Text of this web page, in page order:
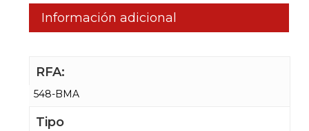
Información adicional
RFA:
548-BMA
Tipo